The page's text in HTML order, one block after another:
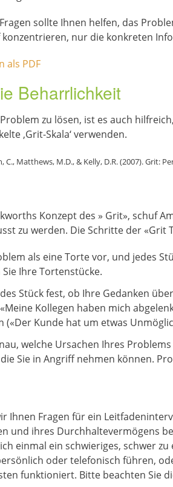
sollte Ihnen helfen, das
nur die konkreten
als PDF
Beharrlichkeit
zu lösen, ist es auch
‚Grit-Skala‘ verwenden.
C., Matthews, M.D., & Kelly, D.R. (2007). Grit:
Konzept des » Grit», schuf
zu werden. Die Schritte der
als eine Torte vor, und jedes
Ihre Tortenstücke.
Stück fest, ob Ihre Gedanken
Kollegen haben mich
(«Der Kunde hat um etwas
welche Ursachen Ihres
Sie in Angriff nehmen können.
Ihnen Fragen für ein
und ihres Durchhaltevermögens
einmal ein schwieriges, schwer
oder telefonisch führen,
funktioniert. Bitte beachten Sie